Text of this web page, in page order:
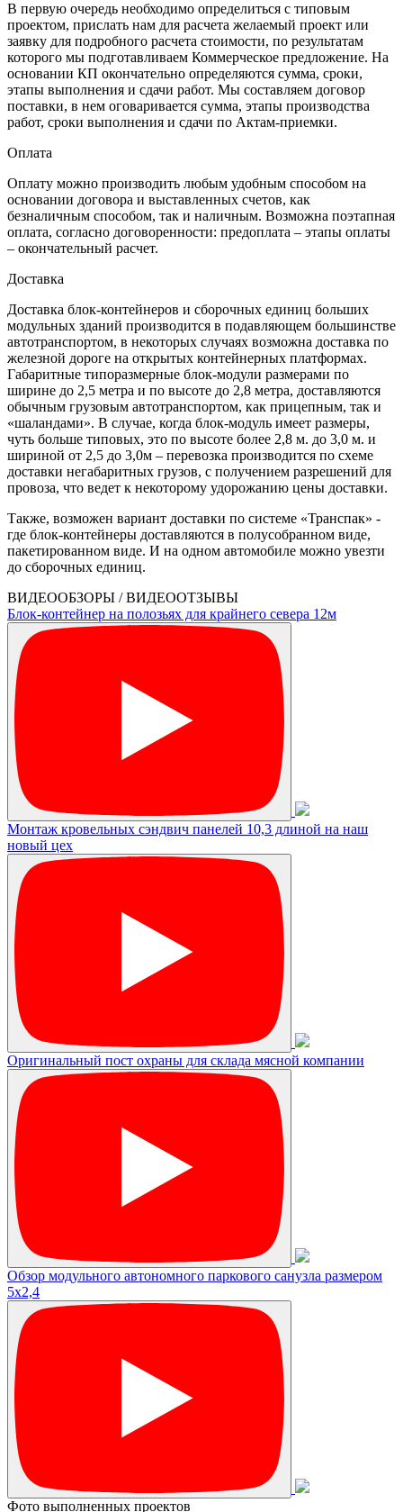
В первую очередь необходимо определиться с типовым
проектом, прислать нам для расчета желаемый проект или
заявку для подробного расчета стоимости, по результатам
которого мы подготавливаем Коммерческое предложение. На
основании КП окончательно определяются сумма, сроки,
этапы выполнения и сдачи работ. Мы составляем договор
поставки, в нем оговаривается сумма, этапы производства
работ, сроки выполнения и сдачи по Актам-приемки.
Оплата
Оплату можно производить любым удобным способом на
основании договора и выставленных счетов, как
безналичным способом, так и наличным. Возможна поэтапная
оплата, согласно договоренности: предоплата – этапы оплаты
– окончательный расчет.
Доставка
Доставка блок-контейнеров и сборочных единиц больших
модульных зданий производится в подавляющем большинстве
автотранспортом, в некоторых случаях возможна доставка по
железной дороге на открытых контейнерных платформах.
Габаритные типоразмерные блок-модули размерами по
ширине до 2,5 метра и по высоте до 2,8 метра, доставляются
обычным грузовым автотранспортом, как прицепным, так и
«шаландами». В случае, когда блок-модуль имеет размеры,
чуть больше типовых, это по высоте более 2,8 м. до 3,0 м. и
шириной от 2,5 до 3,0м – перевозка производится по схеме
доставки негабаритных грузов, с получением разрешений для
провоза, что ведет к некоторому удорожанию цены доставки.
Также, возможен вариант доставки по системе «Транспак» -
где блок-контейнеры доставляются в полусобранном виде,
пакетированном виде. И на одном автомобиле можно увезти
до сборочных единиц.
ВИДЕООБЗОРЫ / ВИДЕООТЗЫВЫ
Блок-контейнер на полозьях для крайнего севера 12м
Монтаж кровельных сэндвич панелей 10,3 длиной на наш
новый цех
Оригинальный пост охраны для склада мясной компании
Обзор модульного автономного паркового санузла размером
5х2,4
Фото выполненных проектов